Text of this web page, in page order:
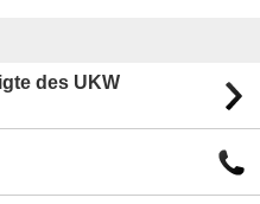
des UKW